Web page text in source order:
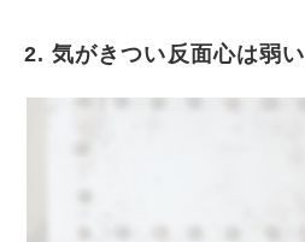
2. 気がきつい反面心は弱い